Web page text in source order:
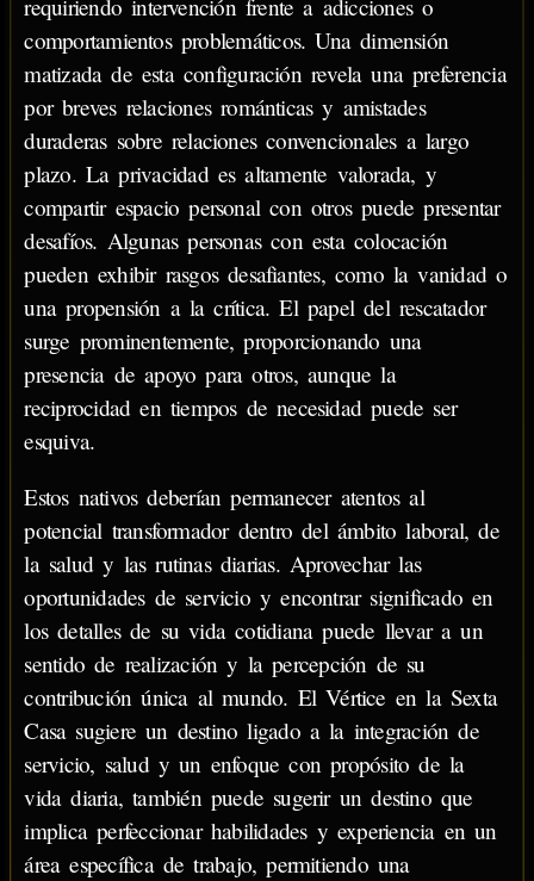
requiriendo intervención frente a adicciones o
comportamientos problemáticos. Una dimensión
matizada de esta configuración revela una preferencia
por breves relaciones románticas y amistades
duraderas sobre relaciones convencionales a largo
plazo. La privacidad es altamente valorada, y
compartir espacio personal con otros puede presentar
desafíos. Algunas personas con esta colocación
pueden exhibir rasgos desafiantes, como la vanidad o
una propensión a la crítica. El papel del rescatador
surge prominentemente, proporcionando una
presencia de apoyo para otros, aunque la
reciprocidad en tiempos de necesidad puede ser
esquiva.
Estos nativos deberían permanecer atentos al
potencial transformador dentro del ámbito laboral, de
la salud y las rutinas diarias. Aprovechar las
oportunidades de servicio y encontrar significado en
los detalles de su vida cotidiana puede llevar a un
sentido de realización y la percepción de su
contribución única al mundo. El Vértice en la Sexta
Casa sugiere un destino ligado a la integración de
servicio, salud y un enfoque con propósito de la
vida diaria, también puede sugerir un destino que
implica perfeccionar habilidades y experiencia en un
área específica de trabajo, permitiendo una